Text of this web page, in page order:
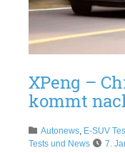
XPeng –
kommt
Autonews E-SUV
Tests und News
7.